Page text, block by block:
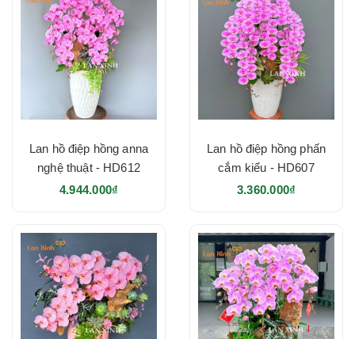
Lan hồ điệp hồng anna
nghệ thuật - HD612
4.944.000₫
Lan hồ điệp hồng phấn
cắm kiểu - HD607
3.360.000₫